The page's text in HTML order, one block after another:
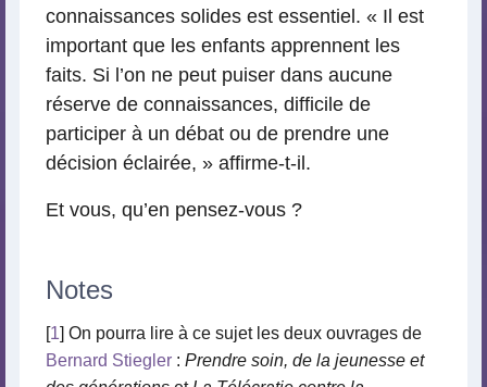
connaissances solides est essentiel. « Il est
important que les enfants apprennent les
faits. Si l’on ne peut puiser dans aucune
réserve de connaissances, difficile de
participer à un débat ou de prendre une
décision éclairée, » affirme-t-il.
Et vous, qu’en pensez-vous ?
Notes
[1] On pourra lire à ce sujet les deux ouvrages de
Bernard Stiegler : Prendre soin, de la jeunesse et